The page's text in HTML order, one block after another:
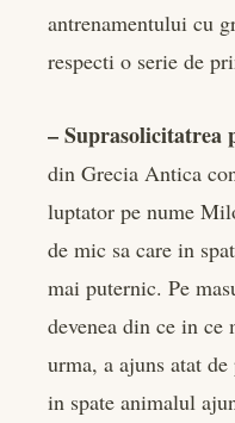
antrenamentului cu
respecti o serie de
– Suprasolicitatrea
din Grecia Antica
luptator pe nume
de mic sa care in
mai puternic. Pe
devenea din ce in
urma, a ajuns atat
in spate animalul